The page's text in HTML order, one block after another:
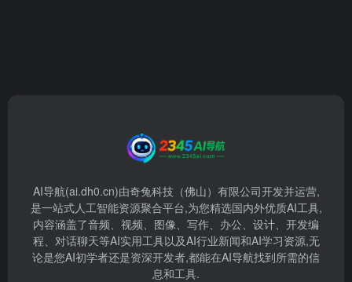
AI导航(ai.dh0.cn)由奇兔科技（佛山）有限公司开发并运营,
是一站式人工智能资源聚合平台,为您精选国内外优质AI工具,
内容涵盖了音频、视频、图像、写作、办公、设计、开发编
程、对话聊天等AI实用工具以及AI行业新闻和AI学习资源,无
论是您AI初学者还是资深开发者,都能在AI导航找到所需的信
息和工具.